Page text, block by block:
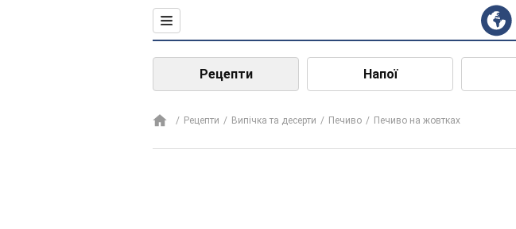
Рецепти Напої
Рецепти Випічка та десерти Печиво Печиво на жовтках